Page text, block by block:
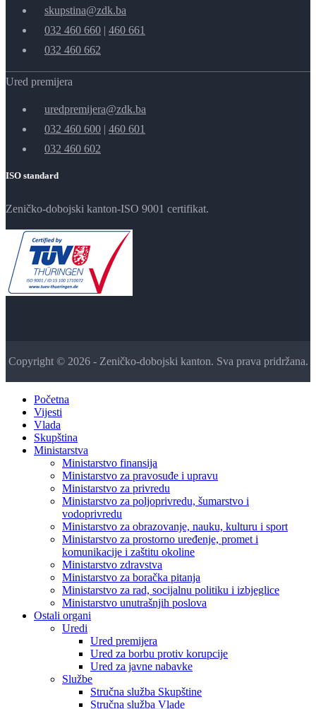
skupstina@zdk.ba
032 460 660 | 460 661
032 460 662
Ured premijera
uredpremijera@zdk.ba
032 460 600 | 460 601
032 460 602
ISO standard
Zeničko-dobojski kanton-ISO 9001 certifikat.
Copyright © 2026 - Zeničko-dobojski kanton. Sva prava pridržana.
Početna
Vijesti
Vlada
Skupština
Ministarstva
Ministarstvo finansija
Ministarstvo za pravosuđe i upravu
Ministarstvo za privredu
Ministarstvo za poljoprivredu, šumarstvo i
vodoprivredu
Ministarstvo za obrazovanje, nauku, kulturu i sport
Ministarstvo za prostorno uređenje, promet i
komunikacije i zaštitu okoline
Ministarstvo zdravstva
Ministarstvo za boračka pitanja
Ministarstvo za rad, socijalnu politiku i izbjeglice
Ministarstvo unutrašnjih poslova
Ostali organi
Uredi
Ured premijera
Ured za borbu protiv korupcije
Ured za javne nabavke
Službe
Stručna služba Skupštine
Stručna služba Vlade